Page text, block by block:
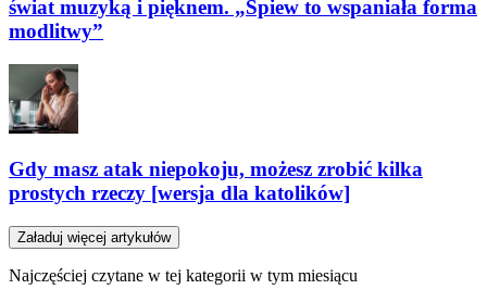
świat muzyką i pięknem. „Śpiew to wspaniała forma
modlitwy”
Gdy masz atak niepokoju, możesz zrobić kilka
prostych rzeczy [wersja dla katolików]
Załaduj więcej artykułów
Najczęściej czytane w tej kategorii w tym miesiącu